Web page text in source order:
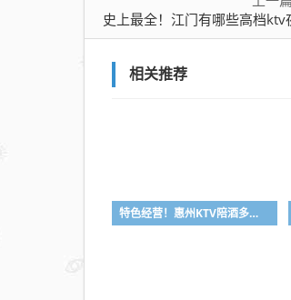
史上最全！江门有哪些高档ktv夜
相关推荐
特色经营！惠州KTV陪酒多少钱-首选凯丽华酒店KTV会所消费行情推荐